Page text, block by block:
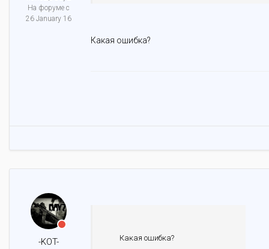
На форуме с
26 January 16
Какая ошибка?
-KOT- Какая ошибка?